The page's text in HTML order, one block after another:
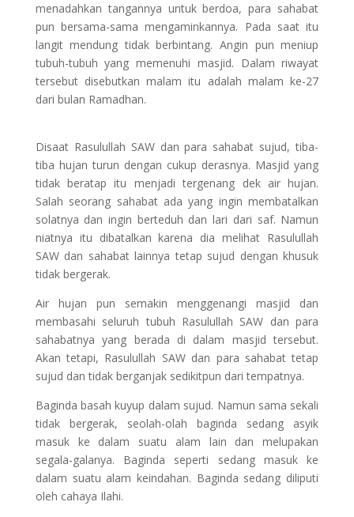
menadahkan tangannya untuk berdoa, para sahabat
pun bersama-sama mengaminkannya. Pada saat itu
langit mendung tidak berbintang. Angin pun meniup
tubuh-tubuh yang memenuhi masjid. Dalam riwayat
tersebut disebutkan malam itu adalah malam ke-27
dari bulan Ramadhan.
Disaat Rasulullah SAW dan para sahabat sujud, tiba-
tiba hujan turun dengan cukup derasnya. Masjid yang
tidak beratap itu menjadi tergenang dek air hujan.
Salah seorang sahabat ada yang ingin membatalkan
solatnya dan ingin berteduh dan lari dari saf. Namun
niatnya itu dibatalkan karena dia melihat Rasulullah
SAW dan sahabat lainnya tetap sujud dengan khusuk
tidak bergerak.
Air hujan pun semakin menggenangi masjid dan
membasahi seluruh tubuh Rasulullah SAW dan para
sahabatnya yang berada di dalam masjid tersebut.
Akan tetapi, Rasulullah SAW dan para sahabat tetap
sujud dan tidak berganjak sedikitpun dari tempatnya.
Baginda basah kuyup dalam sujud. Namun sama sekali
tidak bergerak, seolah-olah baginda sedang asyik
masuk ke dalam suatu alam lain dan melupakan
segala-galanya. Baginda seperti sedang masuk ke
dalam suatu alam keindahan. Baginda sedang diliputi
oleh cahaya Ilahi.